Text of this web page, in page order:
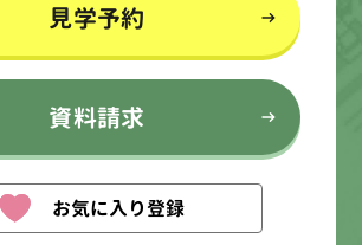
見学予約
資料請求
お気に入り登録